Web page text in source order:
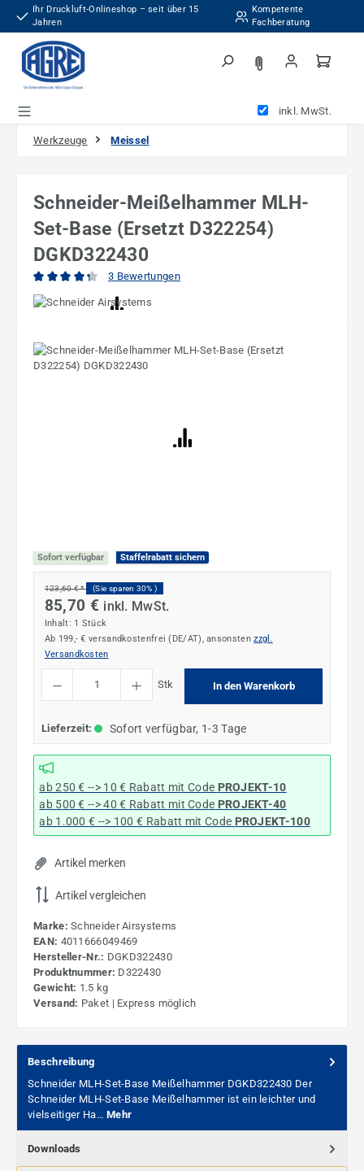
Zum Hauptinhalt springen
Ihr Druckluft-Onlineshop – seit über 15
Jahren
Kompetente
Fachberatung
inkl. MwSt.
Werkzeuge Meissel
Schneider-Meißelhammer MLH-
Set-Base (Ersetzt D322254)
DGKD322430
3 Bewertungen
Bildergalerie überspringen
Sofort verfügbar Staffelrabatt sichern
123,60 € * (Sie sparen 30% )
85,70 € inkl. MwSt.
Inhalt: 1 Stück
Ab 199,- € versandkostenfrei (DE/AT), ansonstenzzgl.
Versandkosten
Stk In den Warenkorb
Lieferzeit: Sofort verfügbar, 1-3 Tage
ab 250 € --> 10 € Rabatt mit Code PROJEKT-10
ab 500 € --> 40 € Rabatt mit Code PROJEKT-40
ab 1.000 € --> 100 € Rabatt mit Code PROJEKT-100
Artikel merken
Artikel vergleichen
Marke:Schneider Airsystems
EAN: 4011666049469
Hersteller-Nr.: DGKD322430
Produktnummer: D322430
Gewicht: 1.5 kg
Versand: Paket | Express möglich
Beschreibung
Schneider MLH-Set-Base Meißelhammer DGKD322430 Der
Schneider MLH-Set-Base Meißelhammer ist ein leichter und
vielseitiger Ha…Mehr
Downloads